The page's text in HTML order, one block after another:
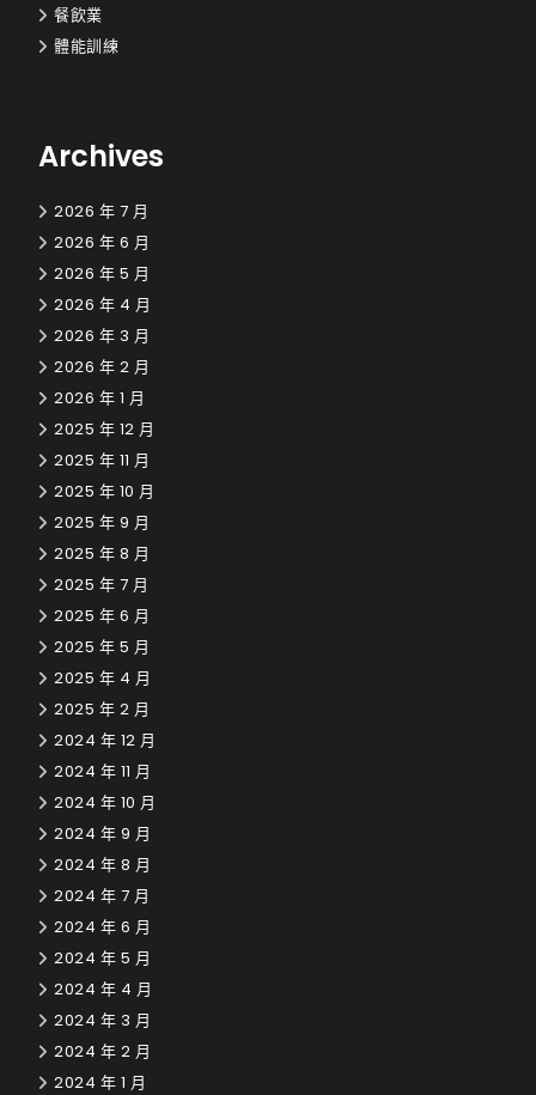
餐飲業
體能訓練
Archives
2026 年 7 月
2026 年 6 月
2026 年 5 月
2026 年 4 月
2026 年 3 月
2026 年 2 月
2026 年 1 月
2025 年 12 月
2025 年 11 月
2025 年 10 月
2025 年 9 月
2025 年 8 月
2025 年 7 月
2025 年 6 月
2025 年 5 月
2025 年 4 月
2025 年 2 月
2024 年 12 月
2024 年 11 月
2024 年 10 月
2024 年 9 月
2024 年 8 月
2024 年 7 月
2024 年 6 月
2024 年 5 月
2024 年 4 月
2024 年 3 月
2024 年 2 月
2024 年 1 月